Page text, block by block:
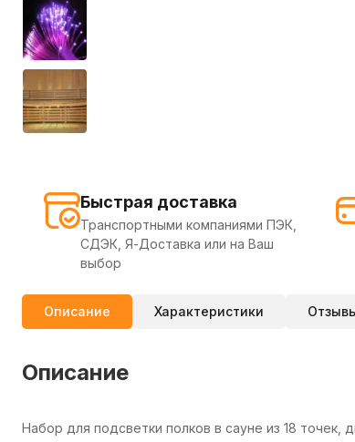
Быстрая доставка
Транспортными компаниями ПЭК,
СДЭК, Я-Доставка или на Ваш
выбор
Описание Характеристики
Описание
Набор для подсветки полков в сауне из 18 точек,